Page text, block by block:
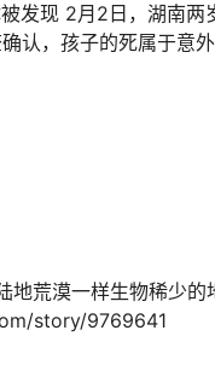
发现 2月2日，湖南
认，孩子的死属于意外
荒漠一样生物稀少的
story/9769641